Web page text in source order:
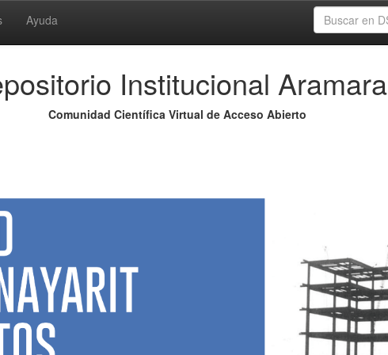
Ayuda
Institucional Aramara
Comunidad Científica Virtual de Acceso Abierto